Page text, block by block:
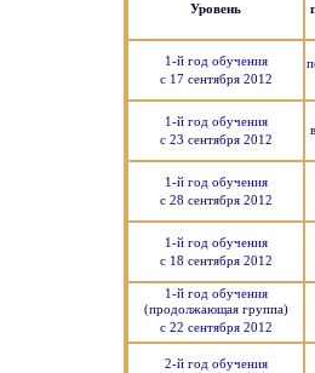
Уровень
1-й год обучения
с 17 сентября 2012
1-й год обучения
с 23 сентября 2012
1-й год обучения
с 28 сентября 2012
1-й год обучения
с 18 сентября 2012
1-й год обучения
(продолжающая группа)
с 22 сентября 2012
2-й год обучения